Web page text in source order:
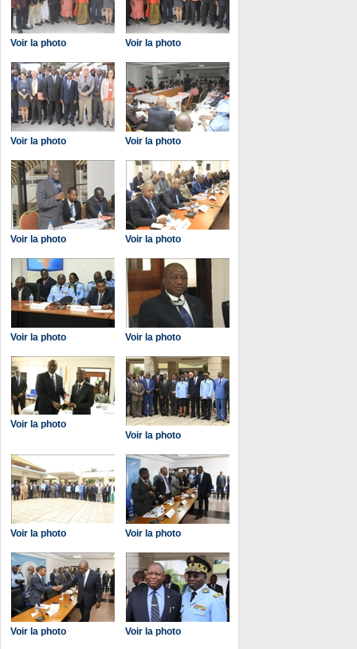
Voir la photo Voir la photo
Voir la photo Voir la photo
Voir la photo Voir la photo
Voir la photo Voir la photo
Voir la photo
Voir la photo
Voir la photo Voir la photo
Voir la photo Voir la photo